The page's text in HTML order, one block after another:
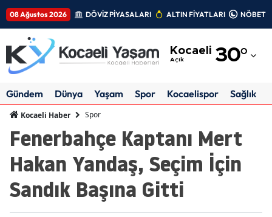
08 Ağustos 2026 DÖVİZ PİYASALARI ALTIN FİYATLARI
Kocaeli
Açık 30°
Adıyaman
Amasya
Ankara
Antalya
Artvin
Gündem Dünya Yaşam Spor Kocaelispor Sağlık
Kocaeli Haber Spor
Fenerbahçe Kaptanı Mert
Hakan Yandaş, Seçim İçin
Sandık Başına Gitti